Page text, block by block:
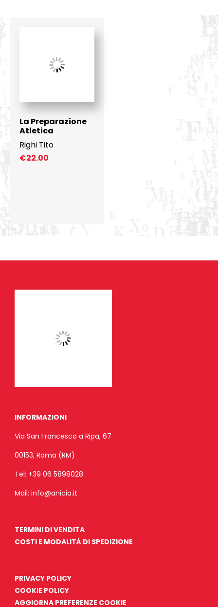
La Preparazione
Atletica
Righi Tito
€22.00
INFORMAZIONI
Via San Francesco a Ripa, 67
00153, Roma (RM)
Tel: +39 06 5898028
Mail: info@anicia.it
TERMINI DI VENDITA
COSTI E MODALITÀ DI SPEDIZIONE
PRIVACY POLICY
COOKIE POLICY
AGGIORNA PREFERENZE COOKIE